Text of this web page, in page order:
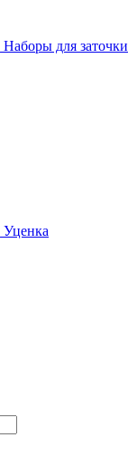
Наборы для заточки
Уценка